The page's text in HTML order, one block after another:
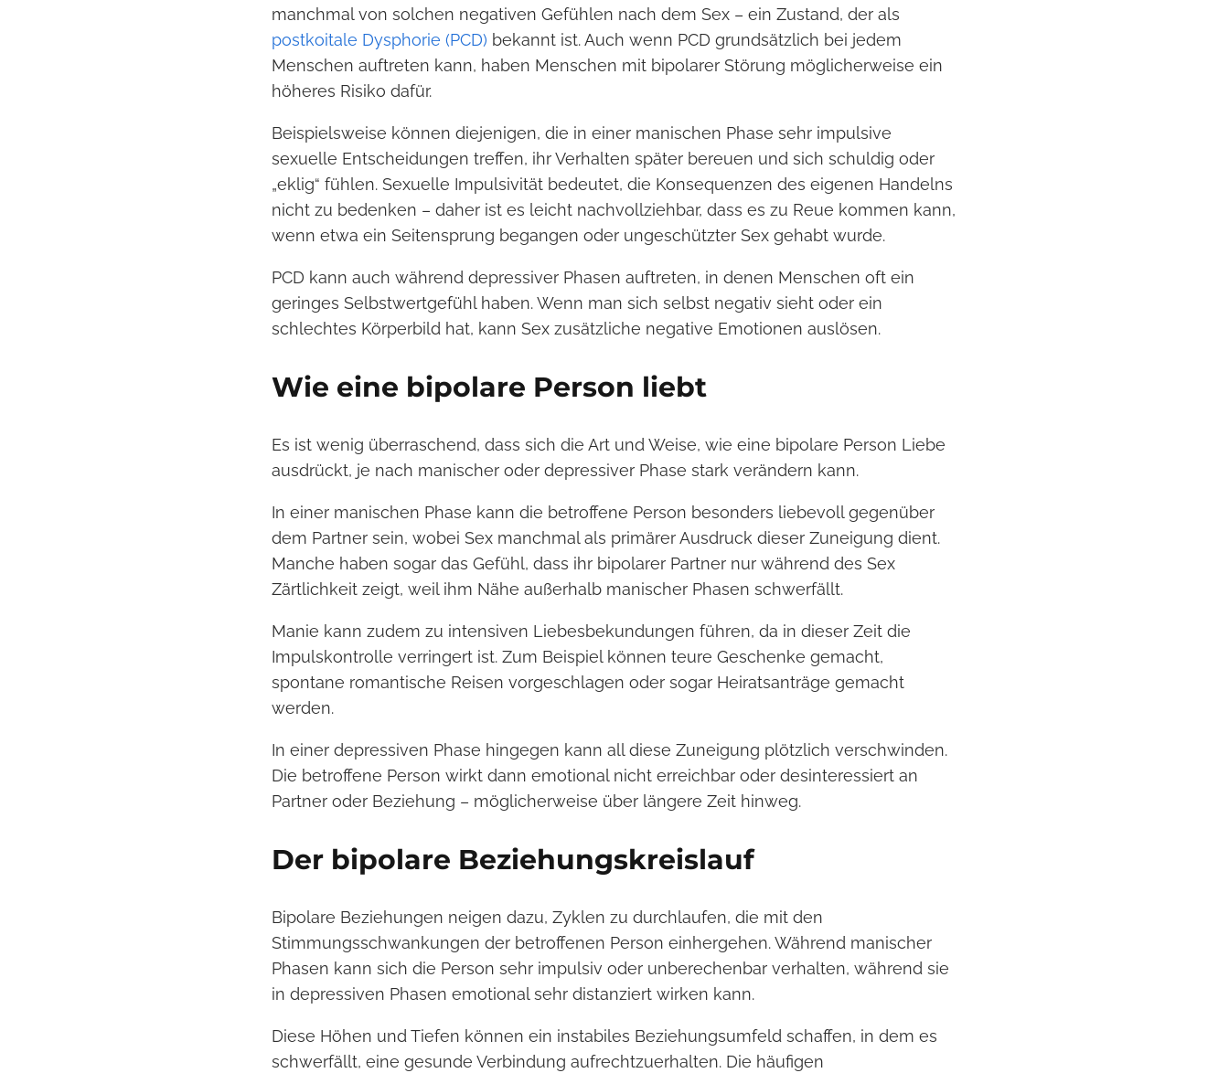
manchmal von solchen negativen Gefühlen nach dem Sex – ein Zustand, der als
postkoitale Dysphorie (PCD) bekannt ist. Auch wenn PCD grundsätzlich bei jedem
Menschen auftreten kann, haben Menschen mit bipolarer Störung möglicherweise ein
höheres Risiko dafür.
Beispielsweise können diejenigen, die in einer manischen Phase sehr impulsive
sexuelle Entscheidungen treffen, ihr Verhalten später bereuen und sich schuldig oder
„eklig“ fühlen. Sexuelle Impulsivität bedeutet, die Konsequenzen des eigenen Handelns
nicht zu bedenken – daher ist es leicht nachvollziehbar, dass es zu Reue kommen kann,
wenn etwa ein Seitensprung begangen oder ungeschützter Sex gehabt wurde.
PCD kann auch während depressiver Phasen auftreten, in denen Menschen oft ein
geringes Selbstwertgefühl haben. Wenn man sich selbst negativ sieht oder ein
schlechtes Körperbild hat, kann Sex zusätzliche negative Emotionen auslösen.
Wie eine bipolare Person liebt
Es ist wenig überraschend, dass sich die Art und Weise, wie eine bipolare Person Liebe
ausdrückt, je nach manischer oder depressiver Phase stark verändern kann.
In einer manischen Phase kann die betroffene Person besonders liebevoll gegenüber
dem Partner sein, wobei Sex manchmal als primärer Ausdruck dieser Zuneigung dient.
Manche haben sogar das Gefühl, dass ihr bipolarer Partner nur während des Sex
Zärtlichkeit zeigt, weil ihm Nähe außerhalb manischer Phasen schwerfällt.
Manie kann zudem zu intensiven Liebesbekundungen führen, da in dieser Zeit die
Impulskontrolle verringert ist. Zum Beispiel können teure Geschenke gemacht,
spontane romantische Reisen vorgeschlagen oder sogar Heiratsanträge gemacht
werden.
In einer depressiven Phase hingegen kann all diese Zuneigung plötzlich verschwinden.
Die betroffene Person wirkt dann emotional nicht erreichbar oder desinteressiert an
Partner oder Beziehung – möglicherweise über längere Zeit hinweg.
Der bipolare Beziehungskreislauf
Bipolare Beziehungen neigen dazu, Zyklen zu durchlaufen, die mit den
Stimmungsschwankungen der betroffenen Person einhergehen. Während manischer
Phasen kann sich die Person sehr impulsiv oder unberechenbar verhalten, während sie
in depressiven Phasen emotional sehr distanziert wirken kann.
Diese Höhen und Tiefen können ein instabiles Beziehungsumfeld schaffen, in dem es
schwerfällt, eine gesunde Verbindung aufrechtzuerhalten. Die häufigen